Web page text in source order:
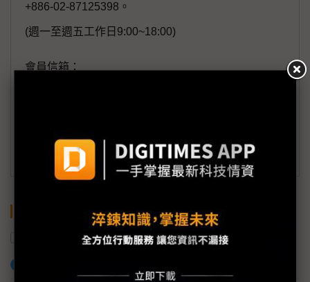
+886-02-87125398。
(週一至週五工作日9:00~18:00)
會員信箱：
訂閱DIGITIMES 行動版
生成式AI AI